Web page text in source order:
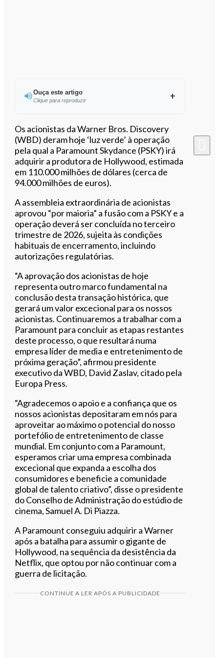
Ouça este artigo
Clique para reproduzir
Ouvir este artigo
Os acionistas da Warner Bros. Discovery
(WBD) deram hoje ‘luz verde’ à operação
pela qual a Paramount Skydance (PSKY) irá
adquirir a produtora de Hollywood, estimada
em 110.000 milhões de dólares (cerca de
94.000 milhões de euros).
A assembleia extraordinária de acionistas
aprovou “por maioria” a fusão com a PSKY e a
operação deverá ser concluída no terceiro
trimestre de 2026, sujeita às condições
habituais de encerramento, incluindo
autorizações regulatórias.
“A aprovação dos acionistas de hoje
representa outro marco fundamental na
conclusão desta transação histórica, que
gerará um valor excecional para os nossos
acionistas. Continuaremos a trabalhar com a
Paramount para concluir as etapas restantes
deste processo, o que resultará numa
empresa líder de media e entretenimento de
próxima geração”, afirmou presidente
executivo da WBD, David Zaslav, citado pela
Europa Press.
“Agradecemos o apoio e a confiança que os
nossos acionistas depositaram em nós para
aproveitar ao máximo o potencial do nosso
portefólio de entretenimento de classe
mundial. Em conjunto com a Paramount,
esperamos criar uma empresa combinada
excecional que expanda a escolha dos
consumidores e beneficie a comunidade
global de talento criativo”, disse o presidente
do Conselho de Administração do estúdio de
cinema, Samuel A. Di Piazza.
A Paramount conseguiu adquirir a Warner
após a batalha para assumir o gigante de
Hollywood, na sequência da desistência da
Netflix, que optou por não continuar com a
guerra de licitação.
CONTINUE A LER APÓS A PUBLICIDADE